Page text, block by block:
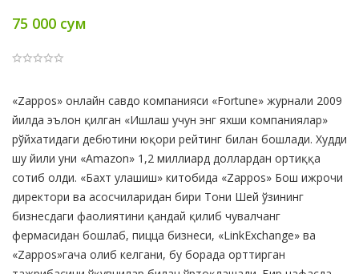
75 000 сум
Product
Summery
«Zappos» онлайн савдо компанияси «Fortune» журнали 2009
йилда эълон қилган «Ишлаш учун энг яхши компаниялар»
рўйхатидаги дебютини юқори рейтинг билан бошлади. Худди
шу йили уни «Amazon» 1,2 миллиард доллардан ортиққа
сотиб олди. «Бахт улашиш» китобида «Zappos» Бош ижрочи
директори ва асосчиларидан бири Тони Шей ўзининг
бизнесдаги фаолиятини қандай қилиб чувалчанг
фермасидан бошлаб, пицца бизнеси, «LinkExchange» ва
«Zappos»гача олиб келгани, бу борада орттирган